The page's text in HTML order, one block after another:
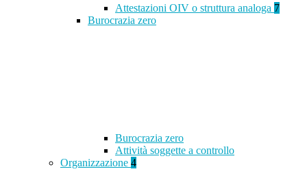
Attestazioni OIV o struttura analoga 7
Burocrazia zero
Burocrazia zero
Attività soggette a controllo
Organizzazione 4